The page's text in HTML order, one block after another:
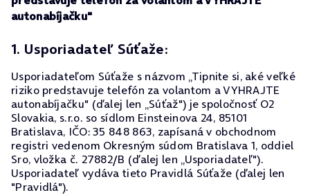
autonabíjačku"
1. Usporiadateľ Súťaže:
Usporiadateľom Súťaže s názvom „Tipnite si, aké veľké
riziko predstavuje telefón za volantom a VYHRAJTE
autonabíjačku" (ďalej len „Súťaž") je spoločnosť O2
Slovakia, s.r.o. so sídlom Einsteinova 24, 85101
Bratislava, IČO: 35 848 863, zapísaná v obchodnom
registri vedenom Okresným súdom Bratislava 1, oddiel
Sro, vložka č. 27882/B (ďalej len „Usporiadateľ").
Usporiadateľ vydáva tieto Pravidlá Súťaže (ďalej len
"Pravidlá").